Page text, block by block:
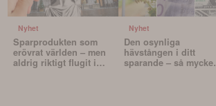
Nyhet
Sparprodukten som
erövrat världen – men
aldrig riktigt flugit i
Nyhet
Den osynliga
hävstången i ditt
sparande – så mycket